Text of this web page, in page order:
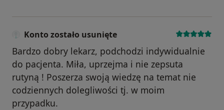
Konto zostało usunięte
Bardzo dobry lekarz, podchodzi indywidualnie
do pacjenta. Miła, uprzejma i nie zepsuta
rutyną ! Poszerza swoją wiedzę na temat nie
codziennych dolegliwości tj. w moim
przypadku.